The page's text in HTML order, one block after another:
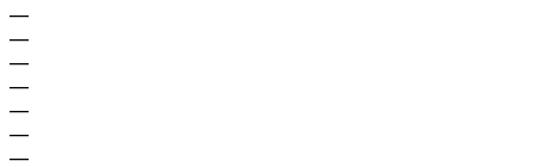
—
—
—
—
—
—
—